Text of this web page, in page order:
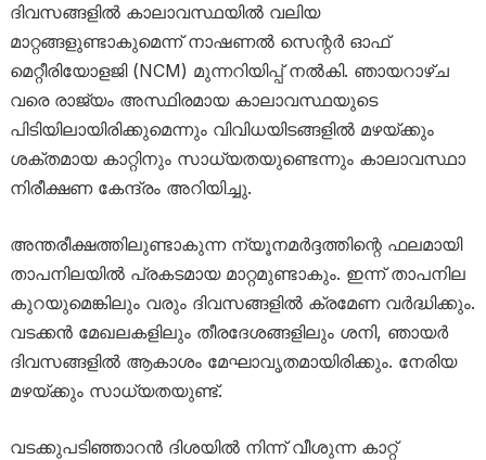
ദിവസങ്ങളിൽ കാലാവസ്ഥയിൽ വലിയ
മാറ്റങ്ങളുണ്ടാകുമെന്ന് നാഷണൽ സെന്റർ ഓഫ്
മെറ്റീരിയോളജി (NCM) മുന്നറിയിപ്പ് നൽകി. ഞായറാഴ്ച
വരെ രാജ്യം അസ്ഥിരമായ കാലാവസ്ഥയുടെ
പിടിയിലായിരിക്കുമെന്നും വിവിധയിടങ്ങളിൽ മഴയ്ക്കും
ശക്തമായ കാറ്റിനും സാധ്യതയുണ്ടെന്നും കാലാവസ്ഥാ
നിരീക്ഷണ കേന്ദ്രം അറിയിച്ചു.
അന്തരീക്ഷത്തിലുണ്ടാകുന്ന ന്യൂനമർദ്ദത്തിന്റെ ഫലമായി
താപനിലയിൽ പ്രകടമായ മാറ്റമുണ്ടാകും. ഇന്ന് താപനില
കുറയുമെങ്കിലും വരും ദിവസങ്ങളിൽ ക്രമേണ വർദ്ധിക്കും.
വടക്കൻ മേഖലകളിലും തീരദേശങ്ങളിലും ശനി, ഞായർ
ദിവസങ്ങളിൽ ആകാശം മേഘാവൃതമായിരിക്കും. നേരിയ
മഴയ്ക്കും സാധ്യതയുണ്ട്.
വടക്കുപടിഞ്ഞാറൻ ദിശയിൽ നിന്ന് വീശുന്ന കാറ്റ്